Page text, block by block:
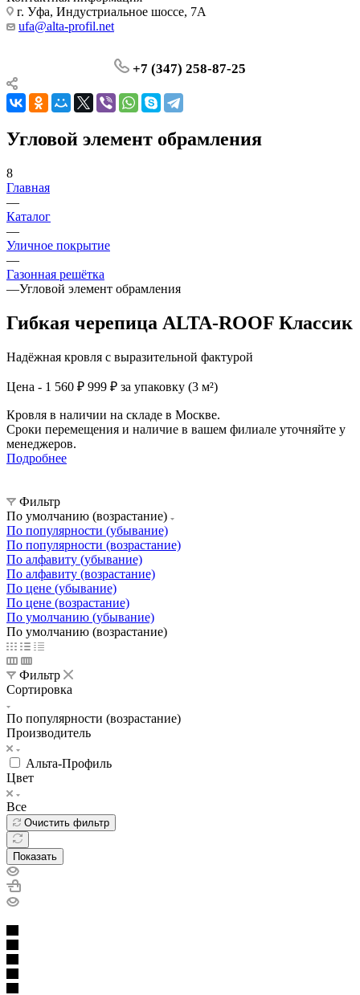
г. Уфа, Индустриальное шоссе, 7А
ufa@alta-profil.net
+7 (347) 258-87-25
Угловой элемент обрамления
8
Главная
—
Каталог
—
Уличное покрытие
—
Газонная решётка
—Угловой элемент обрамления
Гибкая черепица ALTA-ROOF Классик
Надёжная кровля с выразительной фактурой
Цена - 1 560 ₽ 999 ₽ за упаковку (3 м²)
Кровля в наличии на складе в Москве.
Сроки перемещения и наличие в вашем филиале уточняйте у
менеджеров.
Подробнее
Фильтр
По умолчанию (возрастание)
По популярности (убывание)
По популярности (возрастание)
По алфавиту (убывание)
По алфавиту (возрастание)
По цене (убывание)
По цене (возрастание)
По умолчанию (убывание)
По умолчанию (возрастание)
Фильтр
Сортировка
По популярности (возрастание)
Производитель
Альта-Профиль
Цвет
Все
Очистить фильтр
Показать